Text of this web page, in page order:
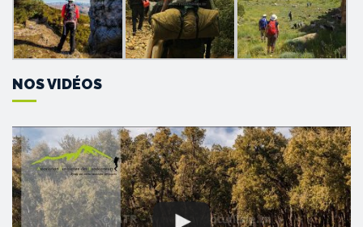
NOS VIDÉOS